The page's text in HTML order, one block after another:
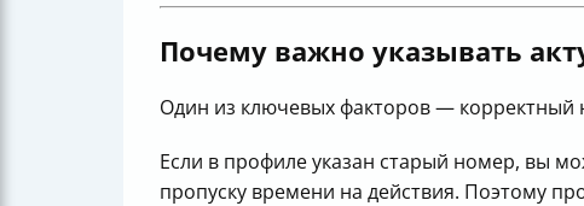
Почему важно указывать
Один из ключевых факторов — корректный
Если в профиле указан старый номер, вы
пропуску времени на действия. Поэтому